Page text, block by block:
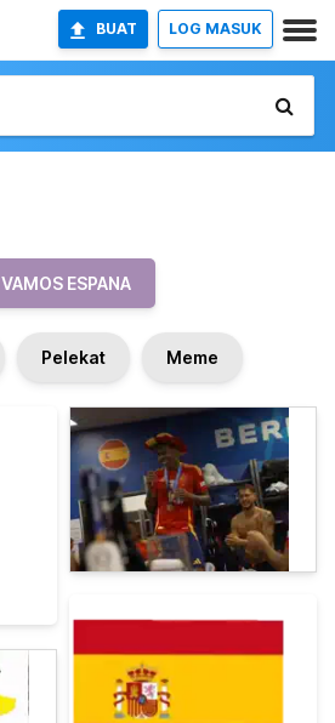
BUAT LOG MASUK
VAMOS ESPANA
Pelekat Meme